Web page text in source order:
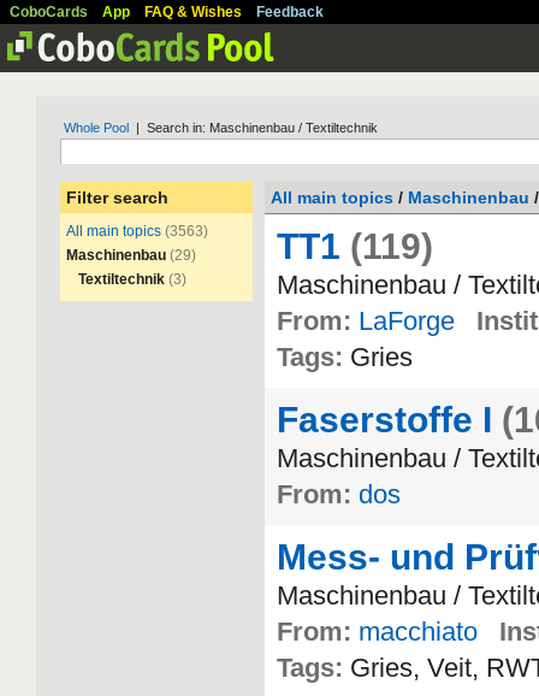
CoboCards App FAQ & Wishes Feedback
Whole Pool | Search in: Maschinenbau / Textiltechnik
Filter search
All main topics (3563)
Maschinenbau (29)
Textiltechnik (3)
All main topics / Maschinenbau
TT1 (119)
Maschinenbau /
From: LaForge
Tags: Gries
Faserstoffe I
Maschinenbau /
From: dos
Mess- und
Maschinenbau /
From: macchiato
Tags: Gries, Veit,